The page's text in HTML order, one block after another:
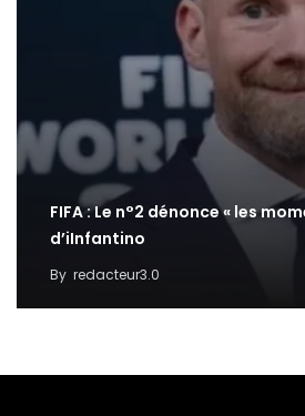
FIFA : Le n°2 dénonce « les
d’iInfantino
By redacteur3.0